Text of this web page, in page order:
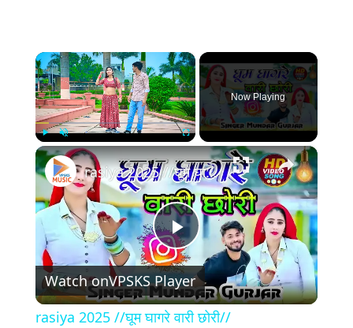
×
Play Unmute Fullscreen
Now Playing
×
Play
Video
rasiya 2025 //घूम घागरे वारी छोरी// ghumghagre wari chhori#viral#rasiya//सिंगर मुन्दर गुर्जर //
Watch onVPSKS Player
rasiya 2025 //घूम घागरे वारी छोरी//